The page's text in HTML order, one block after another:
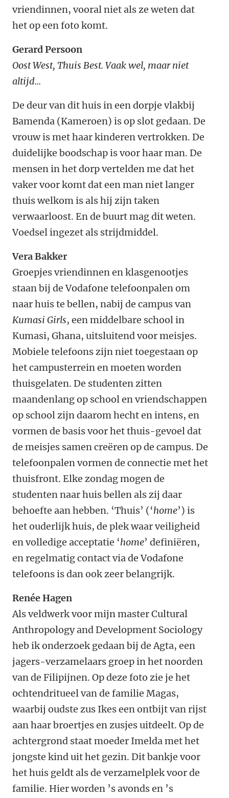
vriendinnen, vooral niet als ze weten dat
het op een foto komt.
Gerard Persoon
Oost West, Thuis Best. Vaak wel, maar niet
altijd...
De deur van dit huis in een dorpje vlakbij
Bamenda (Kameroen) is op slot gedaan. De
vrouw is met haar kinderen vertrokken. De
duidelijke boodschap is voor haar man. De
mensen in het dorp vertelden me dat het
vaker voor komt dat een man niet langer
thuis welkom is als hij zijn taken
verwaarloost. En de buurt mag dit weten.
Voedsel ingezet als strijdmiddel.
Vera Bakker
Groepjes vriendinnen en klasgenootjes
staan bij de Vodafone telefoonpalen om
naar huis te bellen, nabij de campus van
Kumasi Girls, een middelbare school in
Kumasi, Ghana, uitsluitend voor meisjes.
Mobiele telefoons zijn niet toegestaan op
het campusterrein en moeten worden
thuisgelaten. De studenten zitten
maandenlang op school en vriendschappen
op school zijn daarom hecht en intens, en
vormen de basis voor het thuis-gevoel dat
de meisjes samen creëren op de campus. De
telefoonpalen vormen de connectie met het
thuisfront. Elke zondag mogen de
studenten naar huis bellen als zij daar
behoefte aan hebben. ‘Thuis’ (‘home’) is
het ouderlijk huis, de plek waar veiligheid
en volledige acceptatie ‘home’ definiëren,
en regelmatig contact via de Vodafone
telefoons is dan ook zeer belangrijk.
Renée Hagen
Als veldwerk voor mijn master Cultural
Anthropology and Development Sociology
heb ik onderzoek gedaan bij de Agta, een
jagers-verzamelaars groep in het noorden
van de Filipijnen. Op deze foto zie je het
ochtendritueel van de familie Magas,
waarbij oudste zus Ikes een ontbijt van rijst
aan haar broertjes en zusjes uitdeelt. Op de
achtergrond staat moeder Imelda met het
jongste kind uit het gezin. Dit bankje voor
het huis geldt als de verzamelplek voor de
familie. Hier worden ’s avonds en ’s